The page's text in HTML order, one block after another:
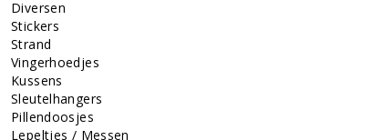
Diversen
Stickers
Strand
Vingerhoedjes
Kussens
Sleutelhangers
Pillendoosjes
Lepeltjes / Messen